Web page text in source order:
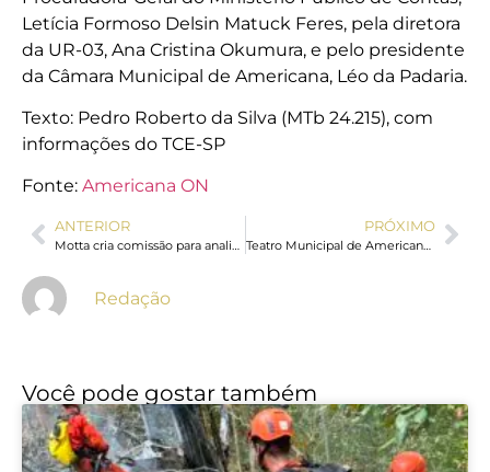
Letícia Formoso Delsin Matuck Feres, pela diretora
da UR-03, Ana Cristina Okumura, e pelo presidente
da Câmara Municipal de Americana, Léo da Padaria.
Texto: Pedro Roberto da Silva (MTb 24.215), com
informações do TCE-SP
Fonte: Americana ON
ANTERIOR
Motta cria comissão para analisar PEC que reduz maioridade penal
PRÓXIMO
Teatro Municipal de Americana reúne Orquestra e Banda Sinfônica em concerto de rock
Redação
Você pode gostar também